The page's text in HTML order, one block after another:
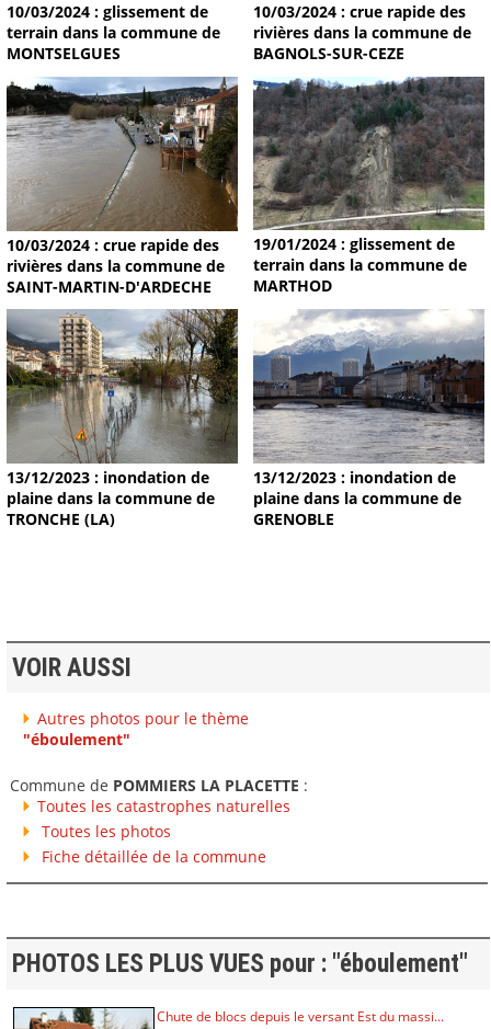
10/03/2024 : glissement de
terrain dans la commune de
MONTSELGUES
10/03/2024 : crue rapide des
rivières dans la commune de
BAGNOLS-SUR-CEZE
10/03/2024 : crue rapide des
rivières dans la commune de
SAINT-MARTIN-D'ARDECHE
19/01/2024 : glissement de
terrain dans la commune de
MARTHOD
13/12/2023 : inondation de
plaine dans la commune de
TRONCHE (LA)
13/12/2023 : inondation de
plaine dans la commune de
GRENOBLE
VOIR AUSSI
Autres photos pour le thème
"éboulement"
Commune de POMMIERS LA PLACETTE :
Toutes les catastrophes naturelles
Toutes les photos
Fiche détaillée de la commune
PHOTOS LES PLUS VUES pour : "éboulement"
Chute de blocs depuis le versant Est du massi...